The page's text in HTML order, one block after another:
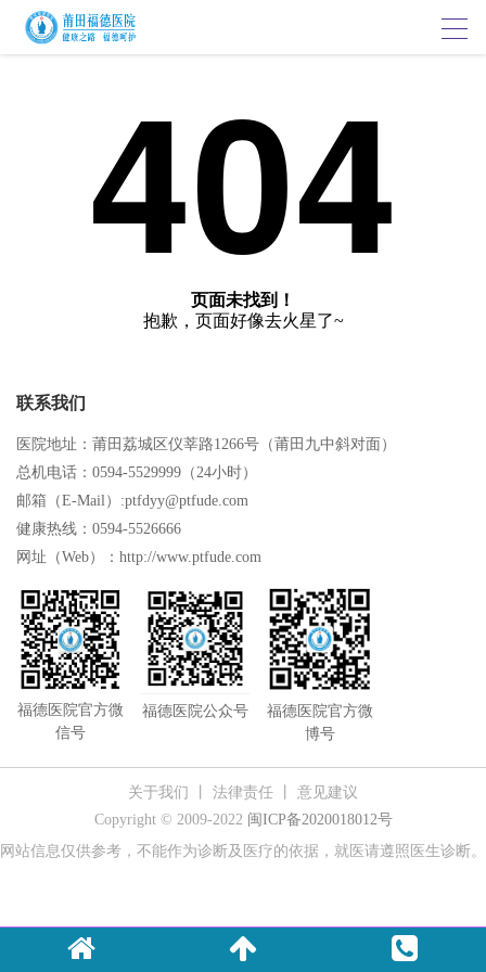
404
页面未找到！
抱歉，页面好像去火星了~
联系我们
医院地址：莆田荔城区仪莘路1266号（莆田九中斜对面）
总机电话：0594-5529999（24小时）
邮箱（E-Mail）:ptfdyy@ptfude.com
健康热线：0594-5526666
网址（Web）：http://www.ptfude.com
福德医院官方微
信号
福德医院公众号
福德医院官方微
博号
关于我们 法律责任
意见建议
Copyright © 2009-2022 闽ICP备2020018012号
网站信息仅供参考，不能作为诊断及医疗的依据，就医请遵照医生诊断。